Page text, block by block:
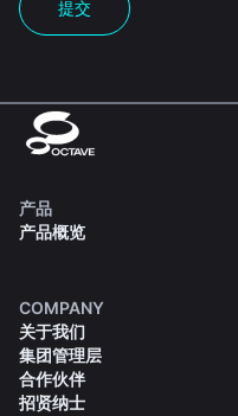
提交
产品
产品概览
COMPANY
关于我们
集团管理层
合作伙伴
招贤纳士